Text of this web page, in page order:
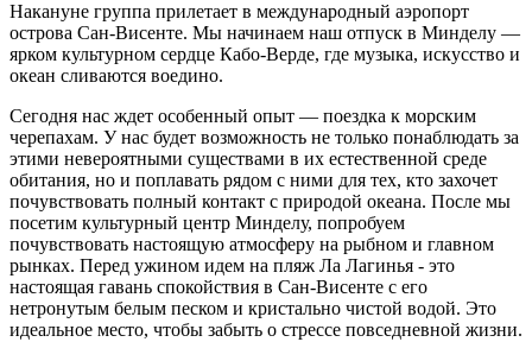
Накануне группа прилетает в международный аэропорт
острова Сан-Висенте. Мы начинаем наш отпуск в Минделу —
ярком культурном сердце Кабо-Верде, где музыка, искусство и
океан сливаются воедино.
Сегодня нас ждет особенный опыт — поездка к морским
черепахам. У нас будет возможность не только понаблюдать за
этими невероятными существами в их естественной среде
обитания, но и поплавать рядом с ними для тех, кто захочет
почувствовать полный контакт с природой океана. После мы
посетим культурный центр Минделу, попробуем
почувствовать настоящую атмосферу на рыбном и главном
рынках. Перед ужином идем на пляж Ла Лагинья - это
настоящая гавань спокойствия в Сан-Висенте с его
нетронутым белым песком и кристально чистой водой. Это
идеальное место, чтобы забыть о стрессе повседневной жизни.